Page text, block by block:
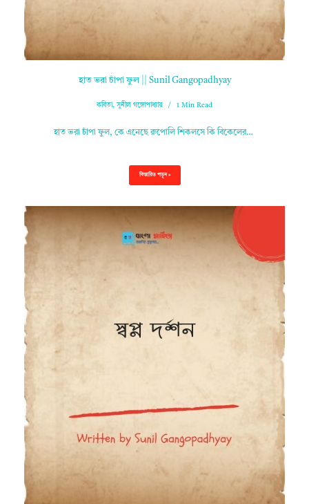
হাত ভরা চাঁপা ফুল || Sunil Gangopadhyay
কবিতা,সুনীল গঙ্গোপাধ্যায় 1 Min Read
হাত ভরা চাঁপা ফুল, কে এনেছে রুপোলি শিকলসে কি বিকেলের…
বিস্তারিত পড়ুন »